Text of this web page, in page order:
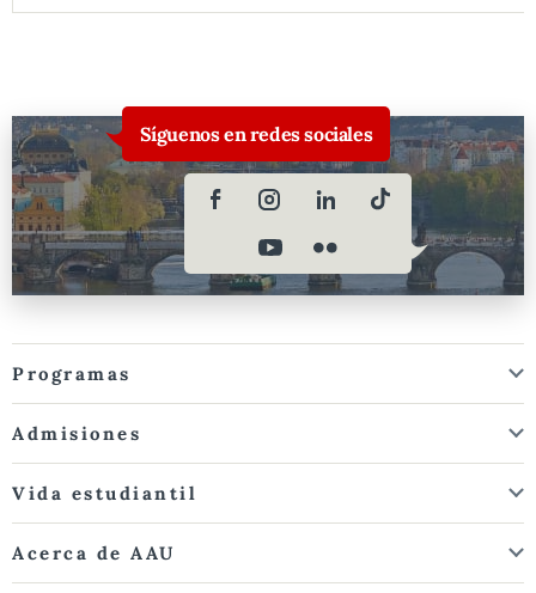
Síguenos en redes sociales
Programas
Admisiones
Vida estudiantil
Acerca de AAU